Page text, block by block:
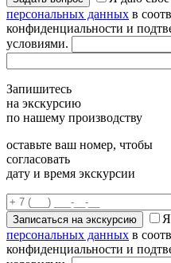
персональных данных в
конфиденциальности и
условиями.
Запишитесь
на экскурсию
по нашему производству
оставьте ваш номер, чтобы
согласовать
дату и время экскурсии
персональных данных в
конфиденциальности и